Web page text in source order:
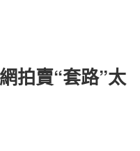
拍賣“套路”太